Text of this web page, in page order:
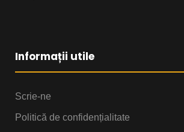
Informații utile
Scrie-ne
Politică de confidențialitate